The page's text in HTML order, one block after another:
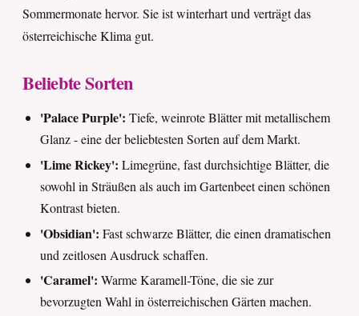
Sommermonate hervor. Sie ist winterhart und verträgt das
österreichische Klima gut.
Beliebte Sorten
'Palace Purple': Tiefe, weinrote Blätter mit metallischem
Glanz - eine der beliebtesten Sorten auf dem Markt.
'Lime Rickey': Limegrüne, fast durchsichtige Blätter, die
sowohl in Sträußen als auch im Gartenbeet einen schönen
Kontrast bieten.
'Obsidian': Fast schwarze Blätter, die einen dramatischen
und zeitlosen Ausdruck schaffen.
'Caramel': Warme Karamell-Töne, die sie zur
bevorzugten Wahl in österreichischen Gärten machen.